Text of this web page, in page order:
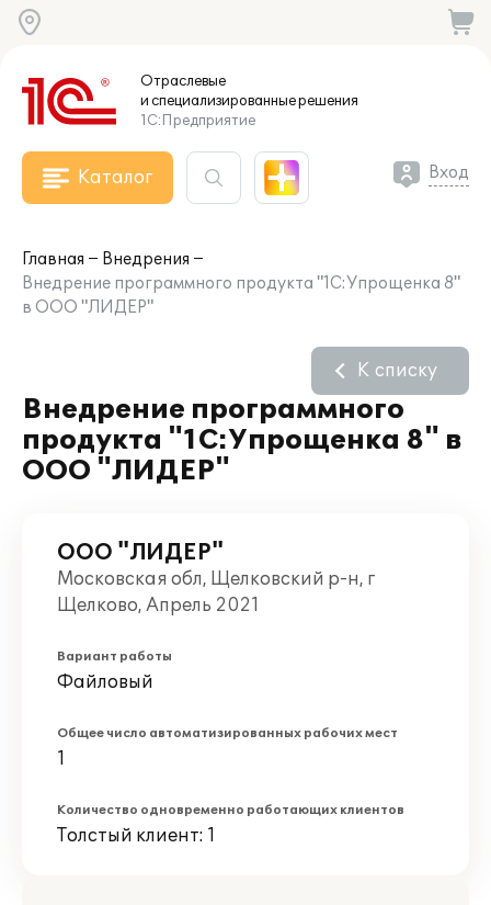
Отраслевые
и специализированныерешения
1С:Предприятие
Каталог Вход
Главная
Внедрения
Внедрение программного продукта "1С:Упрощенка 8"
в ООО "ЛИДЕР"
Внедрение программного
продукта "1С:Упрощенка 8" в
ООО "ЛИДЕР"
К списку
ООО "ЛИДЕР"
Московская обл, Щелковский р-н, г
Щелково, Апрель 2021
Вариант работы
Файловый
Общее число автоматизированных рабочих мест
1
Количество одновременно работающих клиентов
Толстый клиент: 1